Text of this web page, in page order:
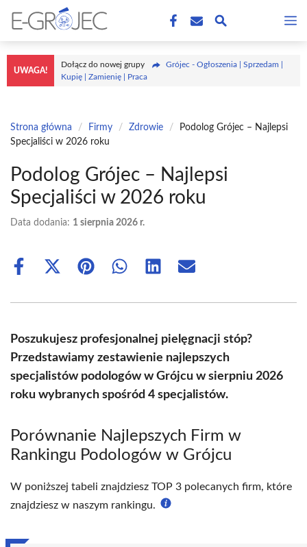
treści
UWAGA!
Dołącz do nowej grupy
Grójec - Ogłoszenia | Sprzedam |
Kupię | Zamienię | Praca
Strona główna / Firmy / Zdrowie /
Podolog Grójec – Najlepsi
Specjaliści w 2026 roku
Podolog Grójec – Najlepsi
Specjaliści w 2026 roku
Data dodania: 1 sierpnia 2026 r.
Share
Share
(Twitter)
Share Share Share Share
Poszukujesz profesjonalnej pielęgnacji stóp?
Przedstawiamy zestawienie najlepszych
specjalistów podologów w Grójcu w sierpniu 2026
roku wybranych spośród 4 specjalistów.
Porównanie Najlepszych Firm w
Rankingu Podologów w Grójcu
W poniższej tabeli znajdziesz TOP 3 polecanych firm, które
znajdziesz w naszym rankingu.